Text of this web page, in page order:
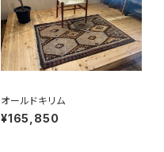
オールドキリム
¥165,850